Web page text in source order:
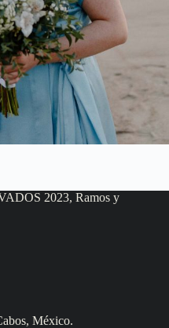
2023, Ramos y
México.